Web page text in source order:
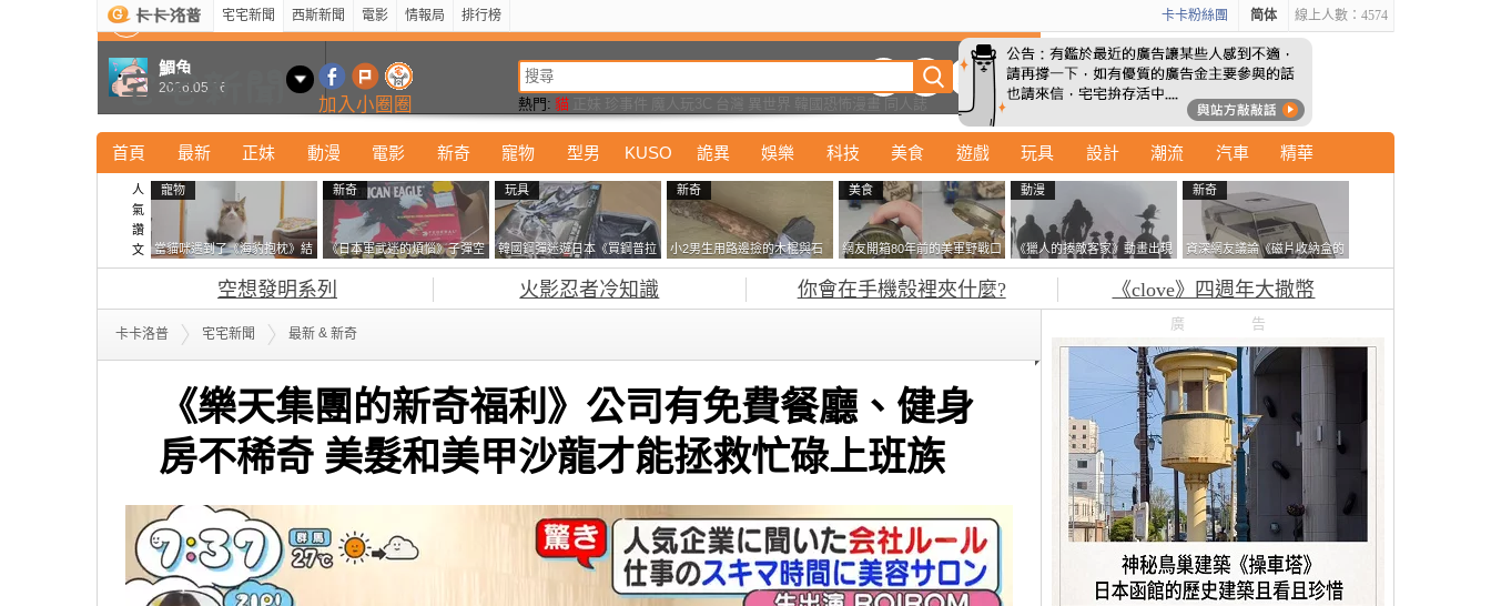
宅宅新聞 西斯新聞 電影 情報局 排行榜 線上人數：4574
简体
卡卡粉絲團
加入小圈圈 熱門: 貓
首頁 最新 正妹 動漫 電影 新奇 寵物 型男 KUSO 詭異 娛樂 科技 美食 遊戲 玩具 設計 潮流 汽車 精華
人
氣
讚
文
寵物
當貓咪遇到了《海豹抱枕》結
果玩了10天後，海豹一整個走
新奇
《日本軍武迷的煩惱》子彈空
盒在日本超級貴 美國網友直
接一大箱寄給他了
玩具
韓國鋼彈迷遊日本《買鋼普拉
塞不進行李箱》網友們集思廣
益提供解方了……
新奇
小2男生用路邊撿的木棍與石
頭做成了《石斧》馬麻打開書
包嚇一跳怎麼會有這種東
西！？
美食
網友開箱80年前的美軍野戰口
糧 罐頭本身保存良好，但裡
面的味道...
動漫
《獵人的揍敵客家》動畫出現
的這個剪影是誰？你是不是忘
新奇
資深網友議論《磁片收納盒的
鎖有什麼用》想偷的話整盒拿
走不就好了嗎？
空想發明系列 火影忍者冷知識 你會在手機殼裡夾什麼? 《clove》四週年大撒幣
卡卡洛普 宅宅新聞 最新 & 新奇
《樂天集團的新奇福利》公司有免費餐廳、健身
房不稀奇 美髮和美甲沙龍才能拯救忙碌上班族
最新 新奇 正妹 寵物 型男 Kuso 科技 動漫
鯛魚
2026.05.16
廣告